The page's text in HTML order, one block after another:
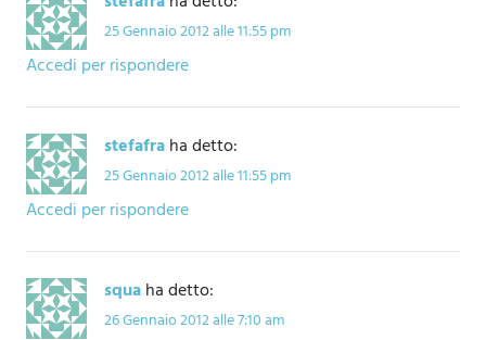
25 Gennaio 2012 alle 11:55 pm
Accedi per rispondere
stefafraha detto:
25 Gennaio 2012 alle 11:55 pm
Accedi per rispondere
squaha detto:
26 Gennaio 2012 alle 7:10 am